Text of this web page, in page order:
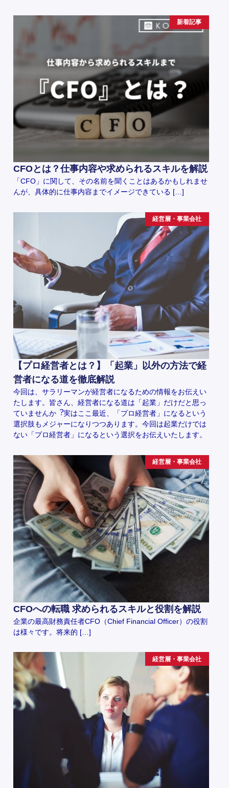
新着記事
CFOとは？仕事内容や求められるスキルを解説
「CFO」に関して、その名前を聞くことはあるかもしれませ
んが、具体的に仕事内容までイメージできている […]
経営層・事業会社
【プロ経営者とは？】「起業」以外の方法で経
営者になる道を徹底解説
今回は、サラリーマンが経営者になるための情報をお伝えい
たします。皆さん、経営者になる道は「起業」だけだと思っ
ていませんか︖実はここ最近、「プロ経営者」になるという
選択肢もメジャーになりつつあります。今回は起業だけでは
ない「プロ経営者」になるという選択をお伝えいたします。
経営層・事業会社
CFOへの転職 求められるスキルと役割を解説
企業の最高財務責任者CFO（Chief Financial Officer）の役割
は様々です。将来的 […]
経営層・事業会社